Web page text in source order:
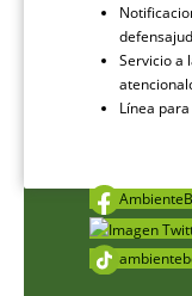
Servicio a
Línea